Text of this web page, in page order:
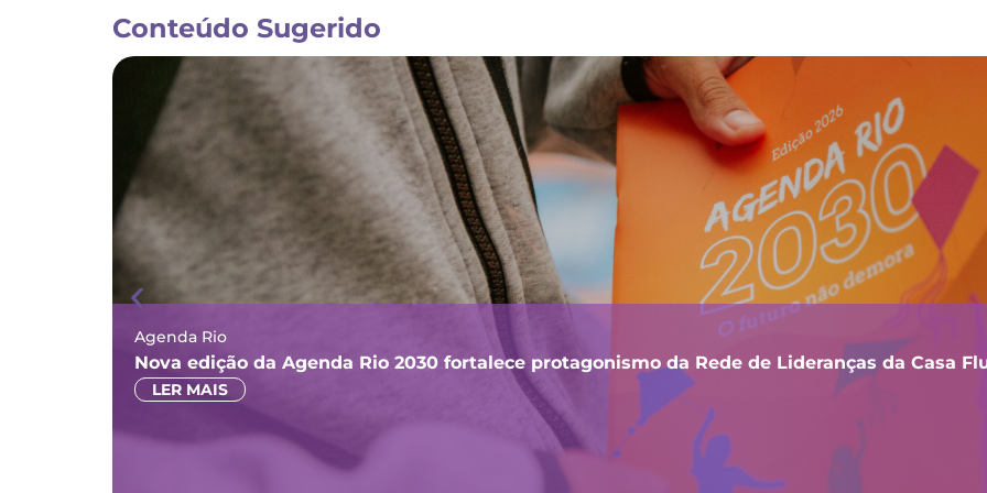
Conteúdo Sugerido
Agenda Rio
Nova edição da Agenda Rio 2030 fortalece protagonismo da Rede de Lideranças da Casa
LER MAIS